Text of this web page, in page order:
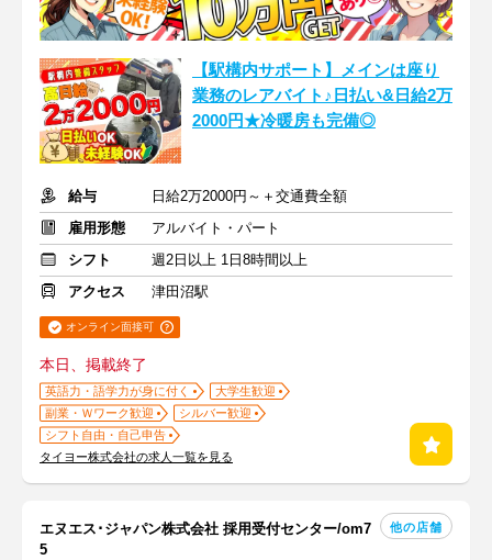
【駅構内サポート】メインは座り
業務のレアバイト♪日払い&日給2万
2000円★冷暖房も完備◎
給与
日給2万2000円～＋交通費全額
雇用形態
アルバイト・パート
シフト
週2日以上 1日8時間以上
アクセス
津田沼駅
オンライン面接可
本日、掲載終了
英語力・語学力が身に付く
大学生歓迎
副業・Ｗワーク歓迎
シルバー歓迎
シフト自由・自己申告
タイヨー株式会社の求人一覧を見る
エヌエス･ジャパン株式会社 採用受付センター/om7
5
他の店舗